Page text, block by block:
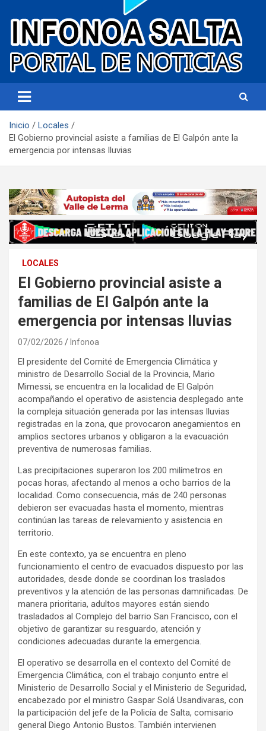
Infonoa Salta
Inicio
Locales
El Gobierno provincial asiste a familias de El Galpón ante la
emergencia por intensas lluvias
LOCALES
El Gobierno provincial asiste a
familias de El Galpón ante la
emergencia por intensas lluvias
07/02/2026 Infonoa
El presidente del Comité de Emergencia Climática y
ministro de Desarrollo Social de la Provincia, Mario
Mimessi, se encuentra en la localidad de El Galpón
acompañando el operativo de asistencia desplegado ante
la compleja situación generada por las intensas lluvias
registradas en la zona, que provocaron anegamientos en
amplios sectores urbanos y obligaron a la evacuación
preventiva de numerosas familias.
Las precipitaciones superaron los 200 milímetros en
pocas horas, afectando al menos a ocho barrios de la
localidad. Como consecuencia, más de 240 personas
debieron ser evacuadas hasta el momento, mientras
continúan las tareas de relevamiento y asistencia en
territorio.
En este contexto, ya se encuentra en pleno
funcionamiento el centro de evacuados dispuesto por las
autoridades, desde donde se coordinan los traslados
preventivos y la atención de las personas damnificadas. De
manera prioritaria, adultos mayores están siendo
trasladados al Complejo del barrio San Francisco, con el
objetivo de garantizar su resguardo, atención y
condiciones adecuadas durante la emergencia.
El operativo se desarrolla en el contexto del Comité de
Emergencia Climática, con el trabajo conjunto entre el
Ministerio de Desarrollo Social y el Ministerio de Seguridad,
encabezado por el ministro Gaspar Solá Usandivaras, con
la participación del jefe de la Policía de Salta, comisario
general Diego Antonio Bustos. También intervienen